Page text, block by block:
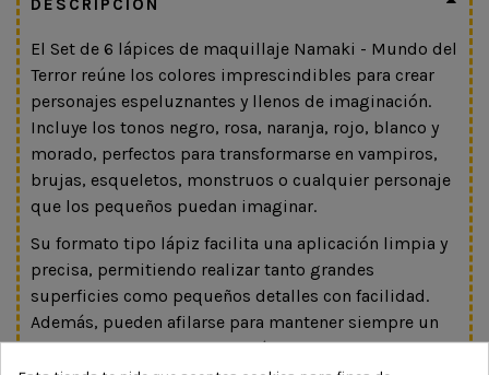
DESCRIPCIÓN
El Set de 6 lápices de maquillaje Namaki - Mundo del
Terror reúne los colores imprescindibles para crear
personajes espeluznantes y llenos de imaginación.
Incluye los tonos negro, rosa, naranja, rojo, blanco y
morado, perfectos para transformarse en vampiros,
brujas, esqueletos, monstruos o cualquier personaje
que los pequeños puedan imaginar.
Su formato tipo lápiz facilita una aplicación limpia y
precisa, permitiendo realizar tanto grandes
superficies como pequeños detalles con facilidad.
Además, pueden afilarse para mantener siempre un
trazo perfecto y se eliminan fácilmente con agua y